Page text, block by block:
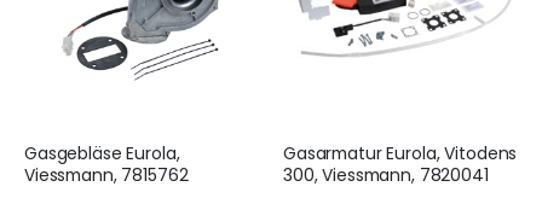
Gasgebläse Eurola,
Viessmann, 7815762
Gasarmatur Eurola, Vitodens
300, Viessmann, 7820041